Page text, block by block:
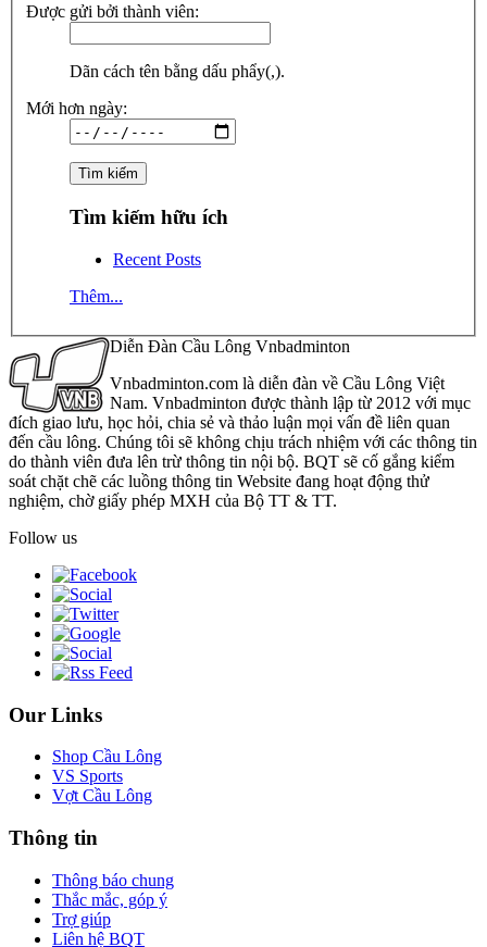
Được gửi bởi thành viên:
Dãn cách tên bằng dấu phẩy(,).
Mới hơn ngày:
Tìm kiếm hữu ích
Recent Posts
Thêm...
Diễn Đàn Cầu Lông Vnbadminton
Vnbadminton.com là diễn đàn về Cầu Lông Việt
Nam. Vnbadminton được thành lập từ 2012 với mục
đích giao lưu, học hỏi, chia sẻ và thảo luận mọi vấn đề liên quan
đến cầu lông. Chúng tôi sẽ không chịu trách nhiệm với các thông tin
do thành viên đưa lên trừ thông tin nội bộ. BQT sẽ cố gắng kiểm
soát chặt chẽ các luồng thông tin Website đang hoạt động thử
nghiệm, chờ giấy phép MXH của Bộ TT & TT.
Follow us
Our Links
Shop Cầu Lông
VS Sports
Vợt Cầu Lông
Thông tin
Thông báo chung
Thắc mắc, góp ý
Trợ giúp
Liên hệ BQT